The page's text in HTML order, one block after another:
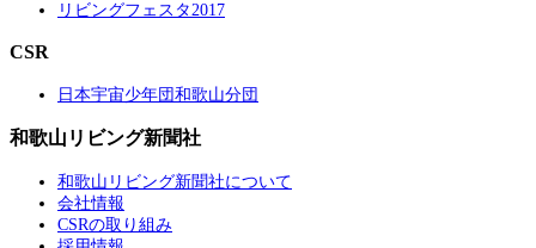
リビングフェスタ2017
CSR
日本宇宙少年団和歌山分団
和歌山リビング新聞社
和歌山リビング新聞社について
会社情報
CSRの取り組み